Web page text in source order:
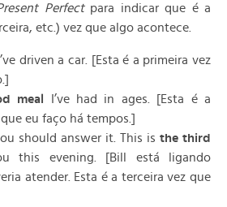
Perfectpara indicar que é a
etc.) vez que algo acontece.
I’ve driven a car. [Esta é a primeira vez
meal
I’ve had in ages. [Esta é a
eu faço há tempos.]
should answer it. This is the third
this evening. [Bill está ligando
atender. Esta é a terceira vez que